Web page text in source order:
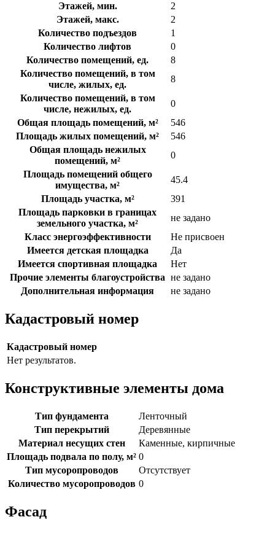
Этажей, мин.
2
Этажей, макс.
2
Количество подъездов
1
Количество лифтов
0
Количество помещений, ед.
8
Количество помещений, в том
числе, жилых, ед.
8
Количество помещений, в том
числе, нежилых, ед.
0
Общая площадь помещений, м²
546
Площадь жилых помещений, м²
546
Общая площадь нежилых
помещений, м²
0
Площадь помещений общего
имущества, м²
45.4
Площадь участка, м²
391
Площадь парковки в границах
земельного участка, м²
не задано
Класс энергоэффективности
Не присвоен
Имеется детская площадка
Да
Имеется спортивная площадка
Нет
Прочие элементы благоустройства не задано
Дополнительная информация
не задано
Кадастровый номер
Кадастровый номер
Нет результатов.
Конструктивные элементы дома
Тип фундамента
Ленточный
Тип перекрытий
Деревянные
Материал несущих стен
Каменные, кирпичные
Площадь подвала по полу, м² 0
Тип мусоропроводов
Отсутствует
Количество мусоропроводов 0
Фасад